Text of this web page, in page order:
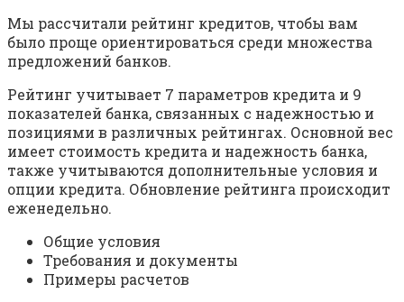
Мы рассчитали рейтинг кредитов, чтобы вам
было проще ориентироваться среди множества
предложений банков.
Рейтинг учитывает 7 параметров кредита и 9
показателей банка, связанных с надежностью и
позициями в различных рейтингах. Основной вес
имеет стоимость кредита и надежность банка,
также учитываются дополнительные условия и
опции кредита. Обновление рейтинга происходит
еженедельно.
Общие условия
Требования и документы
Примеры расчетов